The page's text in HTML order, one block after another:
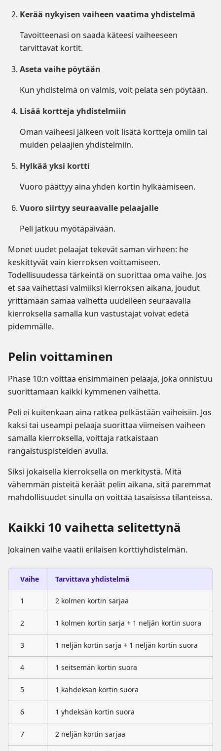
Kerää nykyisen vaiheen vaatima yhdistelmä
Tavoitteenasi on saada käteesi vaiheeseen
tarvittavat kortit.
Aseta vaihe pöytään
Kun yhdistelmä on valmis, voit pelata sen pöytään.
Lisää kortteja yhdistelmiin
Oman vaiheesi jälkeen voit lisätä kortteja omiin tai
muiden pelaajien yhdistelmiin.
Hylkää yksi kortti
Vuoro päättyy aina yhden kortin hylkäämiseen.
Vuoro siirtyy seuraavalle pelaajalle
Peli jatkuu myötäpäivään.
Monet uudet pelaajat tekevät saman virheen: he
keskittyvät vain kierroksen voittamiseen.
Todellisuudessa tärkeintä on suorittaa oma vaihe. Jos
et saa vaihettasi valmiiksi kierroksen aikana, joudut
yrittämään samaa vaihetta uudelleen seuraavalla
kierroksella samalla kun vastustajat voivat edetä
pidemmälle.
Pelin voittaminen
Phase 10:n voittaa ensimmäinen pelaaja, joka onnistuu
suorittamaan kaikki kymmenen vaihetta.
Peli ei kuitenkaan aina ratkea pelkästään vaiheisiin. Jos
kaksi tai useampi pelaaja suorittaa viimeisen vaiheen
samalla kierroksella, voittaja ratkaistaan
rangaistuspisteiden avulla.
Siksi jokaisella kierroksella on merkitystä. Mitä
vähemmän pisteitä keräät pelin aikana, sitä paremmat
mahdollisuudet sinulla on voittaa tasaisissa tilanteissa.
Kaikki 10 vaihetta selitettynä
Jokainen vaihe vaatii erilaisen korttiyhdistelmän.
Vaihe Tarvittava yhdistelmä
1 2 kolmen kortin sarjaa
2 1 kolmen kortin sarja + 1 neljän kortin suora
3 1 neljän kortin sarja + 1 neljän kortin suora
4 1 seitsemän kortin suora
5 1 kahdeksan kortin suora
6 1 yhdeksän kortin suora
7 2 neljän kortin sarjaa